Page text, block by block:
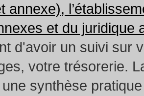
annexe),
et du juridique
d'avoir un suivi sur
votre trésorerie.
synthèse